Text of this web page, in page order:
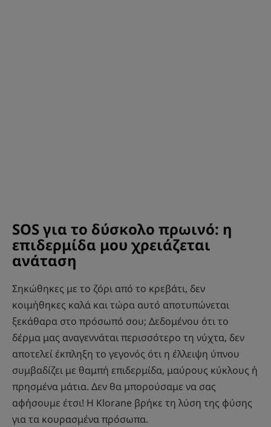
SOS για το δύσκολο πρωινό: η
επιδερμίδα μου χρειάζεται
ανάταση
Σηκώθηκες με το ζόρι από το κρεβάτι, δεν
κοιμήθηκες καλά και τώρα αυτό αποτυπώνεται
ξεκάθαρα στο πρόσωπό σου; Δεδομένου ότι το
δέρμα μας αναγεννάται περισσότερο τη νύχτα, δεν
αποτελεί έκπληξη το γεγονός ότι η έλλειψη ύπνου
συμβαδίζει με θαμπή επιδερμίδα, μαύρους κύκλους ή
πρησμένα μάτια. Δεν θα μπορούσαμε να σας
αφήσουμε έτσι! Η Klorane βρήκε τη λύση της φύσης
για τα κουρασμένα πρόσωπα.